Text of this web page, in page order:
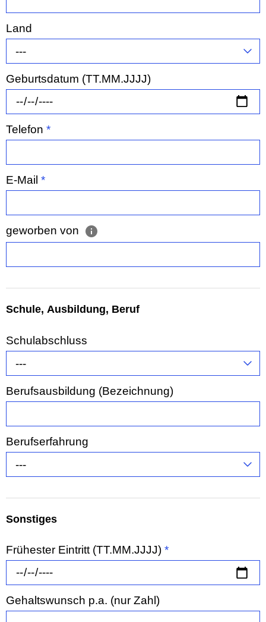
Land
---
Geburtsdatum (TT.MM.JJJJ)
Telefon *
E-Mail *
geworben von
Schule, Ausbildung, Beruf
Schulabschluss
---
Berufsausbildung (Bezeichnung)
Berufserfahrung
---
Sonstiges
Frühester Eintritt (TT.MM.JJJJ) *
Gehaltswunsch p.a. (nur Zahl)